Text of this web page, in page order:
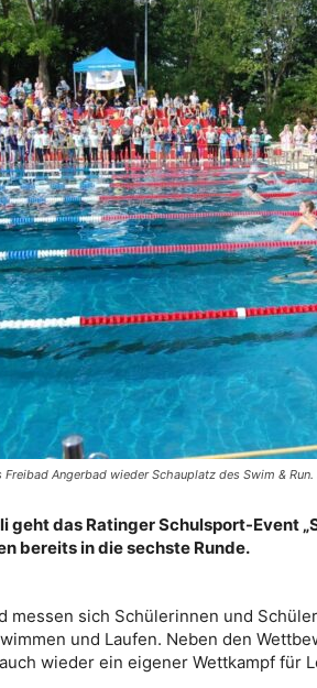
Angerbad wieder Schauplatz des Swim &
geht das Ratinger Schulsport-Event
bereits in die sechste Runde.
messen sich Schülerinnen und
und Laufen. Neben den
wieder ein eigener Wettkampf für